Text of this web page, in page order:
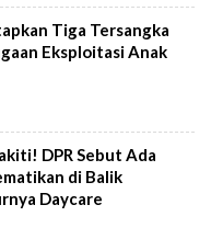
Tiga Tersangka
Eksploitasi Anak
DPR Sebut Ada
di Balik
Daycare